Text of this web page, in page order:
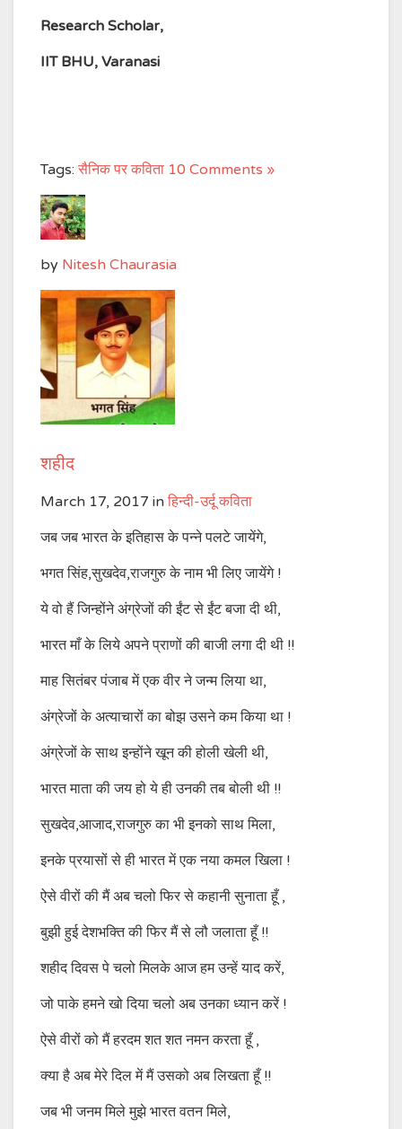
Research Scholar,
IIT BHU, Varanasi
Tags: सैनिक पर कविता 10 Comments »
by Nitesh Chaurasia
शहीद
March 17, 2017 in हिन्दी-उर्दू कविता
जब जब भारत के इतिहास के पन्ने पलटे जायेंगे,
भगत सिंह,सुखदेव,राजगुरु के नाम भी लिए जायेंगे !
ये वो हैं जिन्होंने अंग्रेजों की ईंट से ईंट बजा दी थी,
भारत माँ के लिये अपने प्राणों की बाजी लगा दी थी !!
माह सितंबर पंजाब में एक वीर ने जन्म लिया था,
अंग्रेजों के अत्याचारों का बोझ उसने कम किया था !
अंग्रेजों के साथ इन्होंने खून की होली खेली थी,
भारत माता की जय हो ये ही उनकी तब बोली थी !!
सुखदेव,आजाद,राजगुरु का भी इनको साथ मिला,
इनके प्रयासों से ही भारत में एक नया कमल खिला !
ऐसे वीरों की मैं अब चलो फिर से कहानी सुनाता हूँ ,
बुझी हुई देशभक्ति की फिर मैं से लौ जलाता हूँ !!
शहीद दिवस पे चलो मिलके आज हम उन्हें याद करें,
जो पाके हमने खो दिया चलो अब उनका ध्यान करें !
ऐसे वीरों को मैं हरदम शत शत नमन करता हूँ ,
क्या है अब मेरे दिल में मैं उसको अब लिखता हूँ !!
जब भी जनम मिले मुझे भारत वतन मिले,